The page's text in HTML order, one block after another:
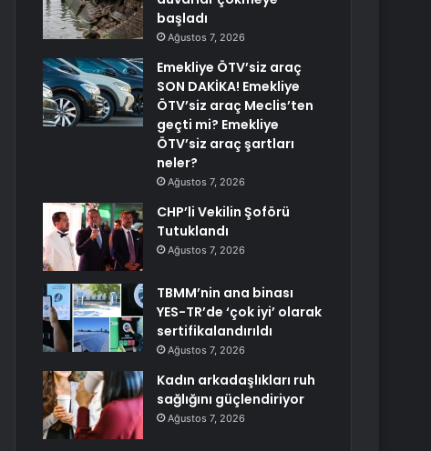
başladı
Ağustos 7, 2026
Emekliye ÖTV’siz araç
SON DAKİKA! Emekliye
ÖTV’siz araç Meclis’ten
geçti mi? Emekliye
ÖTV’siz araç şartları
neler?
Ağustos 7, 2026
CHP’li Vekilin Şoförü
Tutuklandı
Ağustos 7, 2026
TBMM’nin ana binası
YES-TR’de ‘çok iyi’ olarak
sertifikalandırıldı
Ağustos 7, 2026
Kadın arkadaşlıkları ruh
sağlığını güçlendiriyor
Ağustos 7, 2026